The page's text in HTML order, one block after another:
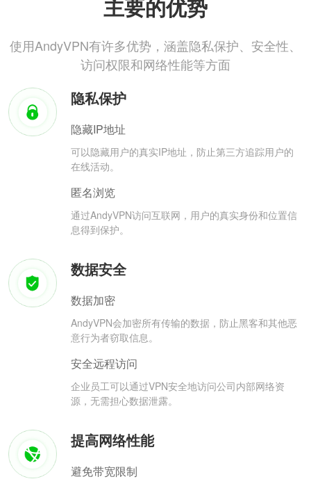
主要的优势
使用AndyVPN有许多优势，涵盖隐私保护、安全性、
访问权限和网络性能等方面
隐私保护
隐藏IP地址
可以隐藏用户的真实IP地址，防止第三方追踪用户的
在线活动。
匿名浏览
通过AndyVPN访问互联网，用户的真实身份和位置信
息得到保护。
数据安全
数据加密
AndyVPN会加密所有传输的数据，防止黑客和其他恶
意行为者窃取信息。
安全远程访问
企业员工可以通过VPN安全地访问公司内部网络资
源，无需担心数据泄露。
提高网络性能
避免带宽限制